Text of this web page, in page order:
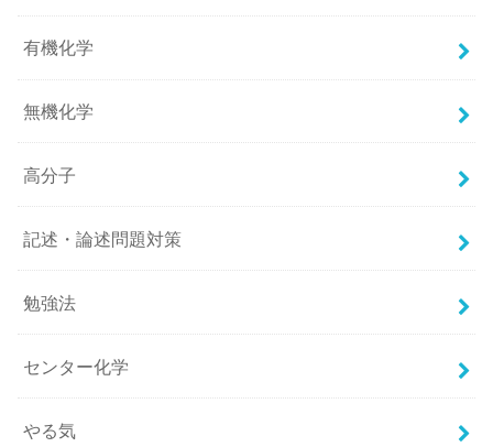
有機化学
無機化学
高分子
記述・論述問題対策
勉強法
センター化学
やる気